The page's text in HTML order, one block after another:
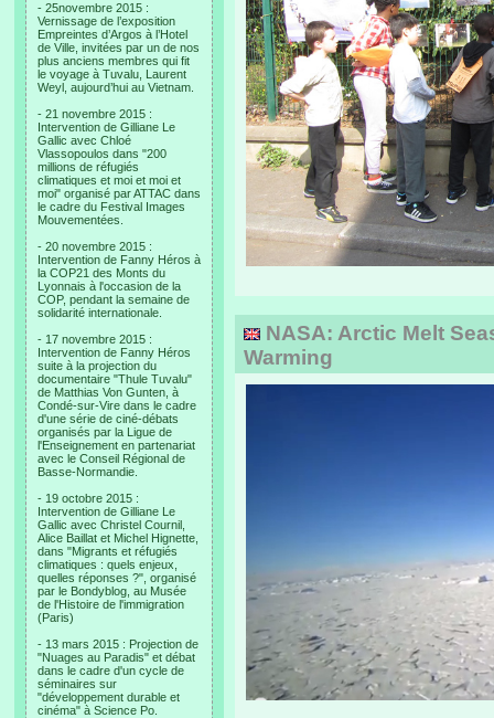
- 25novembre 2015 :
Vernissage de l’exposition
Empreintes d’Argos à l’Hotel
de Ville, invitées par un de nos
plus anciens membres qui fit
le voyage à Tuvalu, Laurent
Weyl, aujourd’hui au Vietnam.
- 21 novembre 2015 :
Intervention de Gilliane Le
Gallic avec Chloé
Vlassopoulos dans "200
millions de réfugiés
climatiques et moi et moi et
moi" organisé par ATTAC dans
le cadre du Festival Images
Mouvementées.
- 20 novembre 2015 :
Intervention de Fanny Héros à
la COP21 des Monts du
Lyonnais à l'occasion de la
COP, pendant la semaine de
solidarité internationale.
- 17 novembre 2015 :
Intervention de Fanny Héros
suite à la projection du
documentaire "Thule Tuvalu"
de Matthias Von Gunten, à
Condé-sur-Vire dans le cadre
d'une série de ciné-débats
organisés par la Ligue de
l'Enseignement en partenariat
avec le Conseil Régional de
Basse-Normandie.
- 19 octobre 2015 :
Intervention de Gilliane Le
Gallic avec Christel Cournil,
Alice Baillat et Michel Hignette,
dans "Migrants et réfugiés
climatiques : quels enjeux,
quelles réponses ?", organisé
par le Bondyblog, au Musée
de l'Histoire de l'immigration
(Paris)
- 13 mars 2015 : Projection de
"Nuages au Paradis" et débat
dans le cadre d'un cycle de
séminaires sur
"développement durable et
cinéma" à Science Po.
NASA: Arctic Melt
Warming